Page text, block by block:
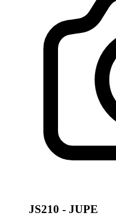
JS210 - JUPE